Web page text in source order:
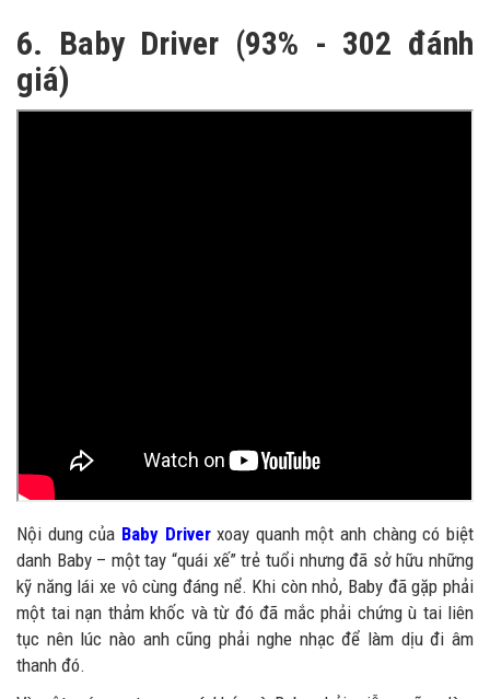
6. Baby Driver (93% - 302 đánh
giá)
Nội dung của Baby Driverxoay quanh một anh chàng có biệt
danh Baby – một tay “quái xế” trẻ tuổi nhưng đã sở hữu những
kỹ năng lái xe vô cùng đáng nể. Khi còn nhỏ, Baby đã gặp phải
một tai nạn thảm khốc và từ đó đã mắc phải chứng ù tai liên
tục nên lúc nào anh cũng phải nghe nhạc để làm dịu đi âm
thanh đó.